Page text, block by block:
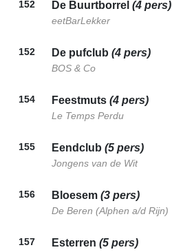
152 De Buurtborrel (4 pers)
eetBarLekker
152 De pufclub (4 pers)
BOS & Co
154 Feestmuts (4 pers)
Le Temps Perdu
155 Eendclub (5 pers)
Jongens van de Wit
156 Bloesem (3 pers)
De Beren (Alphen a/d Rijn)
157 Esterren (5 pers)